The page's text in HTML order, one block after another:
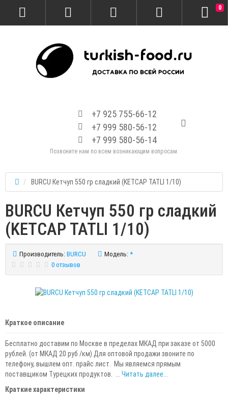
+7 925 755-66-12
+7 999 580-56-12
+7 999 580-56-14
Позвоните нам по всем возникающим вопросам.
0
BURCU Кетчуп 550 гр сладкий (KETCAP TATLI 1/10)
BURCU Кетчуп 550 гр сладкий
(KETCAP TATLI 1/10)
Производитель: BURCU Модель: *
0 отзывов
Краткое описание
Бесплатно доставим по Москве в пределах МКАД при заказе от 5000
рублей. (от МКАД 20 руб /км) Для оптовой продажи звоните по
телефону, вышлем опт. прайс лист. Мы являемся прямым
поставщиком Турецких продуктов. ... Читать далее...
Краткие характеристики